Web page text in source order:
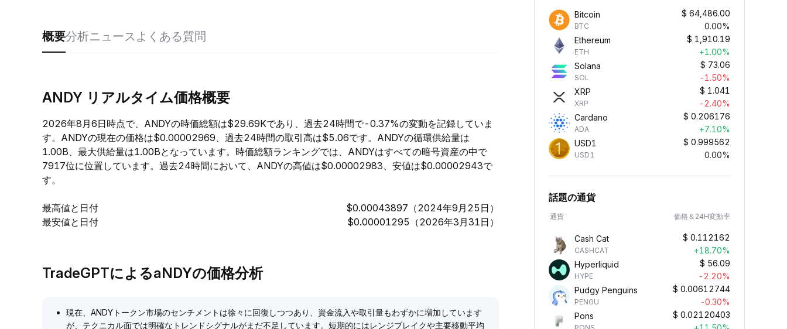
概要分析ニュースよくある質問
ANDY リアルタイム価格概要
2026年8月6日時点で、ANDYの時価総額は$29.69Kであり、過去24時間で-0.37%の変動を記録していま
す。ANDYの現在の価格は$0.00002969、過去24時間の取引高は$5.06です。ANDYの循環供給量は
1.00B、最大供給量は1.00Bとなっています。時価総額ランキングでは、ANDYはすべての暗号資産の中で
7917位に位置しています。過去24時間において、ANDYの高値は$0.00002983、安値は$0.00002943で
す。
最高値と日付
$0.00043897（2024年9月25日）
最安値と日付
$0.00001295（2026年3月31日）
TradeGPTによるaNDYの価格分析
現在、ANDYトークン市場のセンチメントは徐々に回復しつつあり、資金流入や取引量もわずかに増加しています
が、テクニカル面では明確なトレンドシグナルがまだ不足しています。短期的にはレンジブレイクや主要移動平均
Bitcoin
BTC
$ 64,486.00
0.00%
Ethereum
ETH
$ 1,910.19
+1.00%
Solana
SOL
$ 73.06
-1.50%
XRP
XRP
$ 1.041
-2.40%
Cardano
ADA
$ 0.206176
+7.10%
USD1
USD1
$ 0.999562
0.00%
話題の通貨
通貨 価格＆24H変動率
Cash Cat
CASHCAT
$ 0.112162
+18.70%
Hyperliquid
HYPE
$ 56.09
-2.20%
Pudgy Penguins
PENGU
$ 0.00612744
-0.30%
Pons
$ 0.02120403